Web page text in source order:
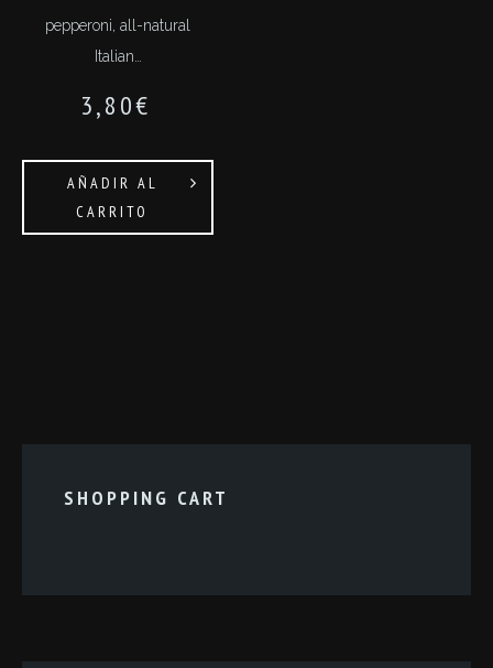
pepperoni, all-natural
Italian…
3,80€
AÑADIR AL
CARRITO
SHOPPING CART